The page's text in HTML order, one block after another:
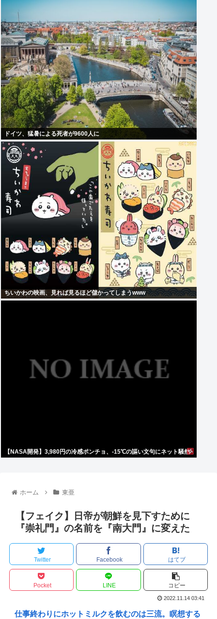
ドイツ、猛暑による死者が9600人に
ちいかわの映画、見れば見るほど儲かってしまうwww
【NASA開発】3,980円の冷感ポンチョ、-15℃の謳い文句にネット騒然
ホーム 東亜
【フェイク】日帝が朝鮮を見下すために
『崇礼門』の名前を『南大門』に変えた
Twitter Facebook はてブ
Pocket LINE コピー
2022.11.14 03:41
仕事終わりにホットミルクを飲むのは三流。瞑想する